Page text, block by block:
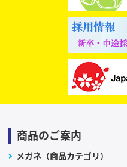
商品のご案内
メガネ（商品カテゴリ）